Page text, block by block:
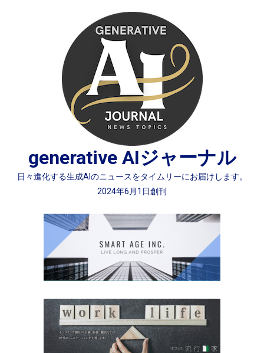
generative AIジャーナル
日々進化する生成AIのニュースをタイムリーにお届けします。
2024年6月1日創刊